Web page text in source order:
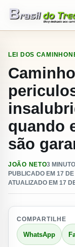
LEI DOS
quando
são
JOÃO NETO3
PUBLICADO EM 17
ATUALIZADO EM 17
COMPARTILHE
WhatsApp